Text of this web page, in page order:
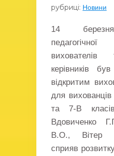
рубриці: Новини
14
педагогічної
керівників
відкритим
для
та 7-В класів
Вдовиченко
В.О., Вітер
сприяв